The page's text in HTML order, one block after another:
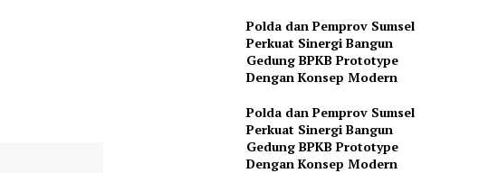
Polda dan Pemprov Sumsel
Perkuat Sinergi Bangun
Gedung BPKB Prototype
Dengan Konsep Modern
Polda dan Pemprov Sumsel
Perkuat Sinergi Bangun
Gedung BPKB Prototype
Dengan Konsep Modern